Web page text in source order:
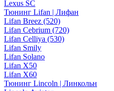
Lexus SC
Тюнинг Lifan | Лифан
Lifan Breez (520)
Lifan Cebrium (720)
Lifan Celliya (530)
Lifan Smily
Lifan Solano
Lifan X50
Lifan X60
Тюнинг Lincoln | Линкольн